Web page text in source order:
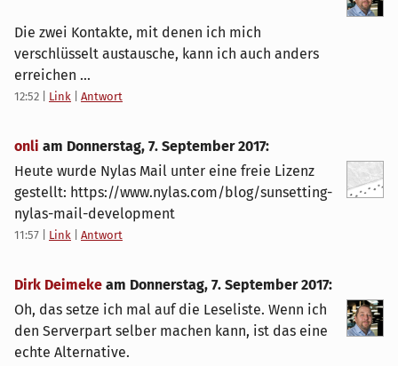
Die zwei Kontakte, mit denen ich mich
verschlüsselt austausche, kann ich auch anders
erreichen ...
12:52 Link Antwort
onli am Donnerstag, 7. September 2017:
Heute wurde Nylas Mail unter eine freie Lizenz
gestellt: https://www.nylas.com/blog/sunsetting-
nylas-mail-development
11:57 Link Antwort
Dirk Deimeke am Donnerstag, 7. September 2017:
Oh, das setze ich mal auf die Leseliste. Wenn ich
den Serverpart selber machen kann, ist das eine
echte Alternative.